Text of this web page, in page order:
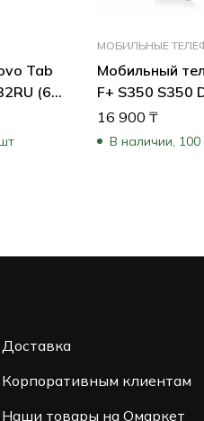
Tab
(64
МОБИЛЬНЫЕ
Мобильный
F+ S350 S350
Grey
16 900 ₸
В наличии,
Доставка
Корпоративным клиентам
Наши товары на Омаркет